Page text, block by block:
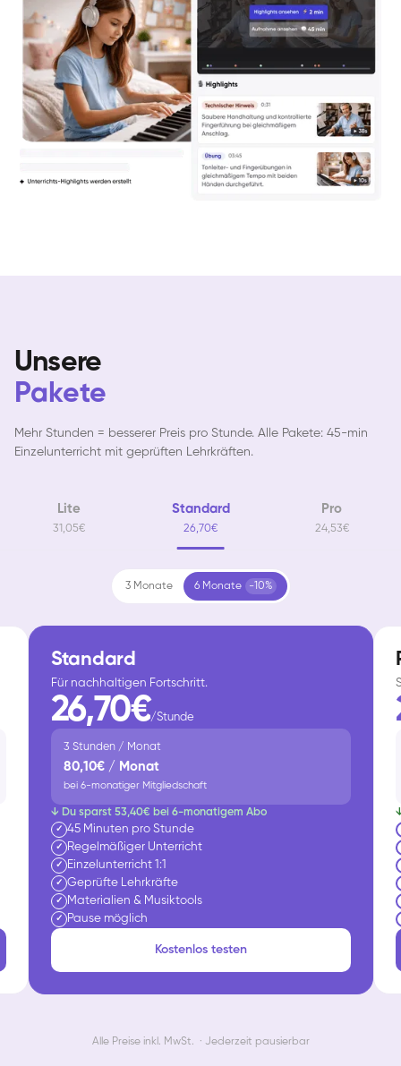
Yuna
Klavier / Piano / Flügel
Camilla
Klavier / Piano / Flügel
Negin
Klavier / Piano / Flügel
Katarzyna
Klavier / Piano / Flügel
Unsere
Pakete
Mehr Stunden = besserer Preis pro Stunde. Alle Pakete: 45-min
Einzelunterricht mit geprüften Lehrkräften.
Lite
31,05€
Standard
26,70€
Pro
24,53€
3 Monate 6 Monate -10%
Standard
Für nachhaltigen Fortschritt.
26,70€/Stunde
3 Stunden / Monat
80,10€ / Monat
bei 6-monatiger Mitgliedschaft
↓ Du sparst 53,40€ bei 6-monatigem Abo
✓ 45 Minuten pro Stunde
✓ Regelmäßiger Unterricht
✓ Einzelunterricht 1:1
✓ Geprüfte Lehrkräfte
✓ Materialien & Musiktools
✓ Pause möglich
Kostenlos testen
Alle Preise inkl. MwSt. · Jederzeit pausierbar